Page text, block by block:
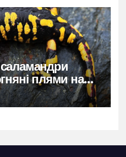
плями на